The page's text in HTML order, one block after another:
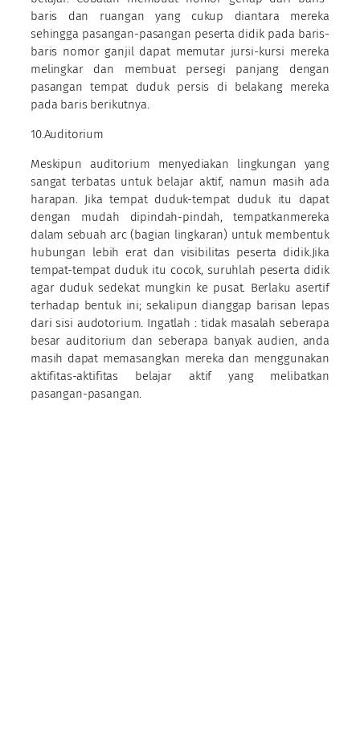
baris dan ruangan yang cukup diantara mereka
sehingga pasangan-pasangan peserta didik pada baris-
baris nomor ganjil dapat memutar jursi-kursi mereka
melingkar dan membuat persegi panjang dengan
pasangan tempat duduk persis di belakang mereka
pada baris berikutnya.
10.Auditorium
Meskipun auditorium menyediakan lingkungan yang
sangat terbatas untuk belajar aktif, namun masih ada
harapan. Jika tempat duduk-tempat duduk itu dapat
dengan mudah dipindah-pindah, tempatkanmereka
dalam sebuah arc (bagian lingkaran) untuk membentuk
hubungan lebih erat dan visibilitas peserta didik.Jika
tempat-tempat duduk itu cocok, suruhlah peserta didik
agar duduk sedekat mungkin ke pusat. Berlaku asertif
terhadap bentuk ini; sekalipun dianggap barisan lepas
dari sisi audotorium. Ingatlah : tidak masalah seberapa
besar auditorium dan seberapa banyak audien, anda
masih dapat memasangkan mereka dan menggunakan
aktifitas-aktifitas belajar aktif yang melibatkan
pasangan-pasangan.